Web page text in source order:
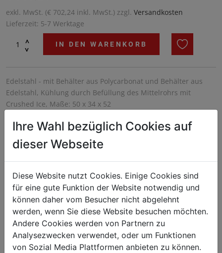
exkl. MwSt. (€ 702,24 inkl. MwSt.) zzgl. Versandkosten
Lieferzeit: 5-7 Werktage
^
^
IN DEN WARENKORB
Edelstahl - mit Behälter aus Polycarbonat und Behälter aus
Edelstahl, Kühlung durch Befüllung des Mittelrohrs mit
Crushed Ice, Maße: 50 x 34 x 52
Ihre Wahl bezüglich Cookies auf
dieser Webseite
Diese Website nutzt Cookies. Einige Cookies sind
für eine gute Funktion der Website notwendig und
können daher vom Besucher nicht abgelehnt
werden, wenn Sie diese Website besuchen möchten.
Andere Cookies werden von Partnern zu
Analysezwecken verwendet, oder um Funktionen
von Sozial Media Plattformen anbieten zu können.